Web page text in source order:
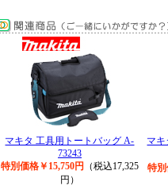
マキタ 工具用トートバッグ A-
73243
特別価格￥15,750円
（税込17,325
円）
マキ
特